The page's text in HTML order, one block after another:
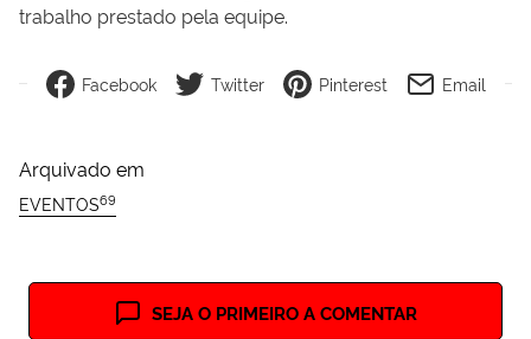
trabalho prestado pela equipe.
Facebook Twitter Pinterest Email
Arquivado em
EVENTOS69
SEJA O PRIMEIRO A COMENTAR